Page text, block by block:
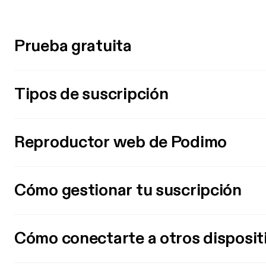
Prueba gratuita
Tipos de suscripción
Reproductor web de Podimo
Cómo gestionar tu suscripción
Cómo conectarte a otros